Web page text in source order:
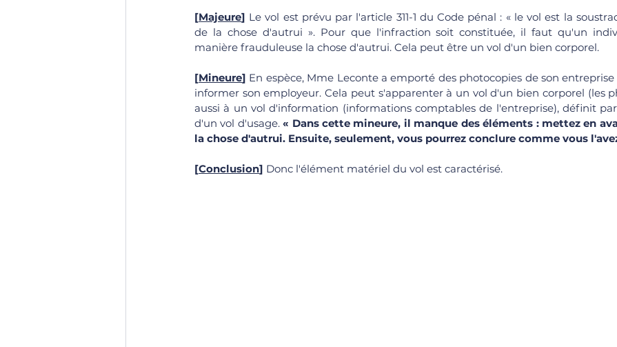
[Majeure] Le vol est prévu par l'article 311-1 du Code pénal : « le vol est la
de la chose d'autrui ». Pour que l'infraction soit constituée, il faut qu'un
manière frauduleuse la chose d'autrui. Cela peut être un vol d'un bien corporel.
[Mineure] En espèce, Mme Leconte a emporté des photocopies de son entreprise
informer son employeur. Cela peut s'apparenter à un vol d'un bien corporel (les
aussi à un vol d'information (informations comptables de l'entreprise), définit
d'un vol d'usage. « Dans cette mineure, il manque des éléments : mettez en
la chose d'autrui. Ensuite, seulement, vous pourrez conclure comme vous
[Conclusion] Donc l'élément matériel du vol est caractérisé.